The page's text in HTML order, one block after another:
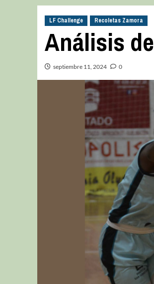
LF Challenge Recoletas Zamora
Análisis
septiembre 11, 2024 0